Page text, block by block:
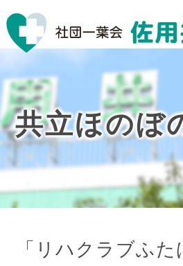
共立ほのぼ
「リハクラブふ